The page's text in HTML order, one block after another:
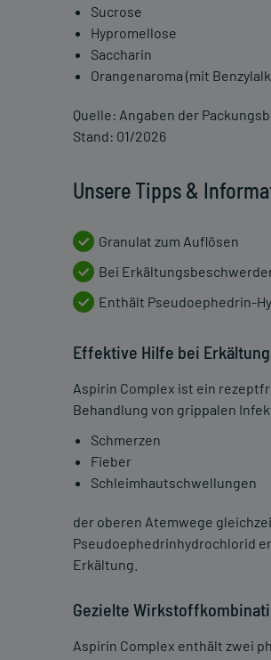
Sucrose
Hypromellose
Saccharin
Orangenaroma (mit
Quelle: Angaben der
Stand: 01/2026
Unsere Tipps &
Granulat zum Auflösen
Bei
Enthält Pseudoephedrin-
Effektive Hilfe bei
Aspirin Complex ist ein
Behandlung von grippalen
Schmerzen
Fieber
Schleimhautschwellungen
der oberen Atemwege
Pseudoephedrinhydrochlorid
Erkältung.
Gezielte
Aspirin Complex enthält zwei